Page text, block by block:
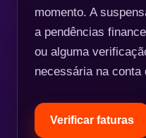
momento. A
a pendências
ou alguma
necessária na conta
Verificar faturas